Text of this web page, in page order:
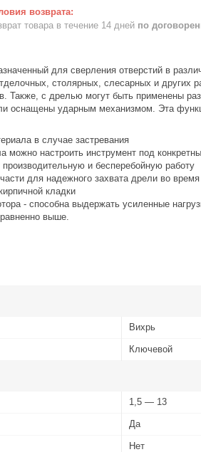
товара в течение 14 дней по
для сверления отверстий в
столярных, слесарных и других
Также, с дрелью могут быть применены
оснащены ударным механизмом. Эта
в случае застревания
настроить инструмент под
и бесперебойную работу
для надежного захвата дрели во
кладки
- способна выдержать усиленные
выше.
Вихрь
Ключевой
1,5 — 13
Да
Нет